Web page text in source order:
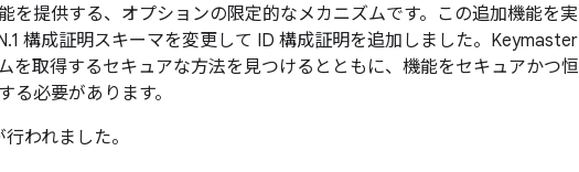
を提供する、オプションの限定的なメカニズムです。この追加機能を実
構成証明スキーマを変更して ID 構成証明を追加しました。Keymaster
を取得するセキュアな方法を見つけるとともに、機能をセキュアかつ恒
必要があります。
われました。